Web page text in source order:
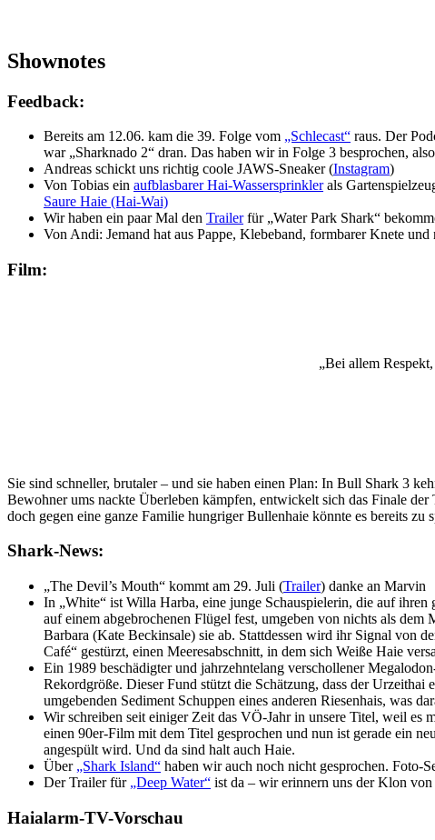
Shownotes
Feedback:
Bereits am 12.06. kam die 39. Folge vom „Schlecast“ raus. Der
war „Sharknado 2“ dran. Das haben wir in Folge 3 besprochen,
Andreas schickt uns richtig coole JAWS-Sneaker (Instagram)
Von Tobias ein aufblasbarer Hai-Wassersprinklerals
Saure Haie (Hai-Wai)
Wir haben ein paar Mal den Trailerfür „Water Park Shark“
Von Andi: Jemand hat aus Pappe, Klebeband, formbarer Knete
Film:
„Bei allem
Sie sind schneller, brutaler – und sie haben einen Plan: In Bull Shark 3
Bewohner ums nackte Überleben kämpfen, entwickelt sich das Finale
doch gegen eine ganze Familie hungriger Bullenhaie könnte es bereits zu
Shark-News:
„The Devil’s Mouth“ kommt am 29. Juli (Trailer) danke an Marvin
In „White“ ist Willa Harba, eine junge Schauspielerin, die auf
auf einem abgebrochenen Flügel fest, umgeben von nichts als
Barbara (Kate Beckinsale) sie ab. Stattdessen wird ihr Signal von
Café“ gestürzt, einen Meeresabschnitt, in dem sich Weiße Haie
Ein 1989 beschädigter und jahrzehntelang verschollener
Rekordgröße. Dieser Fund stützt die Schätzung, dass der Urzeithai
umgebenden Sediment Schuppen eines anderen Riesenhais, was
Wir schreiben seit einiger Zeit das VÖ-Jahr in unsere Titel, weil
einen 90er-Film mit dem Titel gesprochen und nun ist gerade ein
angespült wird. Und da sind halt auch Haie.
Über „Shark Island“ haben wir auch noch nicht gesprochen. Foto-
Der Trailer für „Deep Water“ ist da – wir erinnern uns der Klon
Haialarm-TV-Vorschau